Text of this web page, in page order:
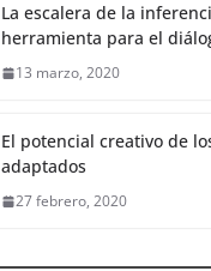
La escalera de la
herramienta para el
13 marzo, 2020
El potencial creativo de
adaptados
27 febrero, 2020